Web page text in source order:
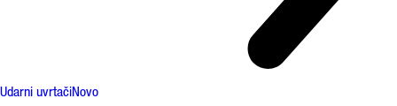
Udarni uvrtačiNovo